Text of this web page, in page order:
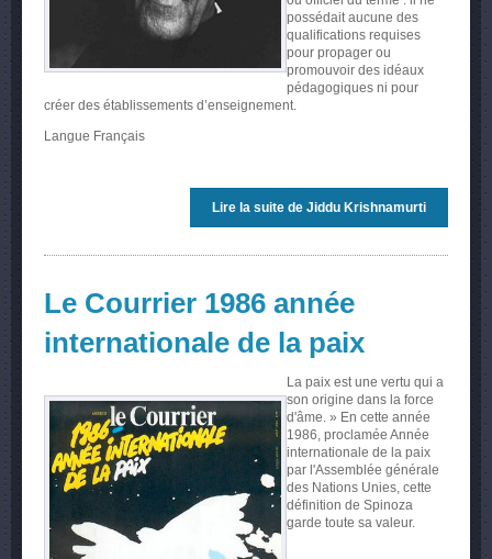
possédait aucune des
qualifications requises
pour propager ou
promouvoir des idéaux
pédagogiques ni pour
créer des établissements d’enseignement.
Langue Français
Lire la suite de Jiddu Krishnamurti
Le Courrier 1986 année
internationale de la paix
La paix est une vertu qui a
son origine dans la force
d'âme. » En cette année
1986, proclamée Année
internationale de la paix
par l'Assemblée générale
des Nations Unies, cette
définition de Spinoza
garde toute sa valeur.